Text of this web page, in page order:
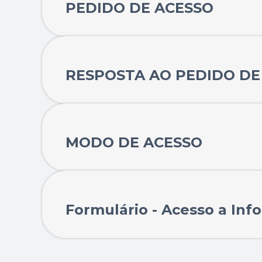
PEDIDO DE ACESSO
RESPOSTA AO PEDIDO
MODO DE ACESSO
Formulário - Acesso a